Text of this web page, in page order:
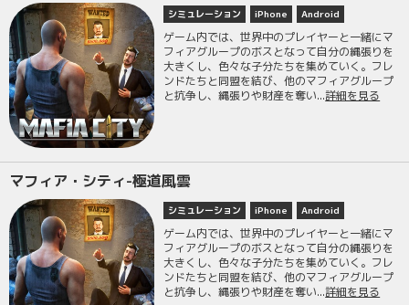
シミュレーション iPhone Android
ゲーム内では、世界中のプレイヤーと一緒にマ
フィアグループのボスとなって自分の縄張りを
大きくし、色々な子分たちを集めていく。フレ
ンドたちと同盟を結び、他のマフィアグループ
と抗争し、縄張りや財産を奪い...詳細を見る
マフィア・シティ-極道風雲
シミュレーション iPhone Android
ゲーム内では、世界中のプレイヤーと一緒にマ
フィアグループのボスとなって自分の縄張りを
大きくし、色々な子分たちを集めていく。フレ
ンドたちと同盟を結び、他のマフィアグループ
と抗争し、縄張りや財産を奪い...詳細を見る